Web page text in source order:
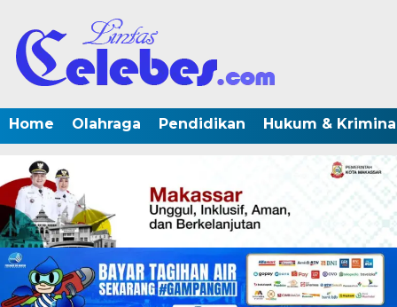
Home Olahraga Pendidikan Hukum &